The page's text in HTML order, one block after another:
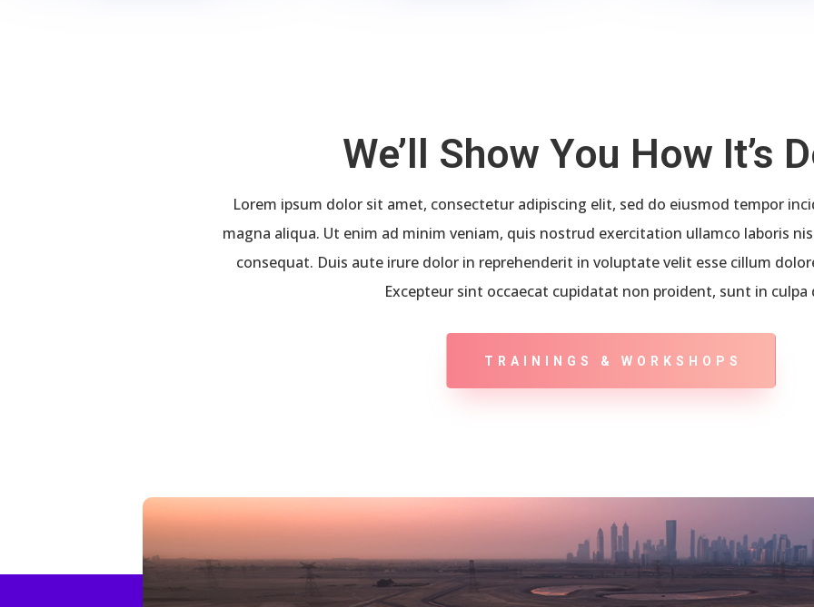
We’ll Show You How It’s
Lorem ipsum dolor sit amet, consectetur adipiscing elit, sed do eiusmod tempor
magna aliqua. Ut enim ad minim veniam, quis nostrud exercitation ullamco laboris
consequat. Duis aute irure dolor in reprehenderit in voluptate velit esse cillum
Excepteur sint occaecat cupidatat non proident, sunt in culpa
TRAININGS & WORKSHOPS